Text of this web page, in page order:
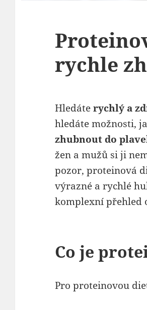
rychle
Hledáterychlý a
hledáte možnosti,
zhubnout do
žen a mužů si ji
pozor, proteinová
výrazné a rychlé
komplexní přehled
Co je
Pro proteinovou